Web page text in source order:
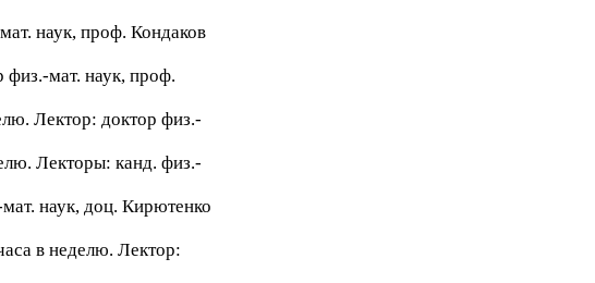
наук, проф. Кондаков
физ.-мат. наук, проф.
Лектор: доктор физ.-
Лекторы: канд. физ.-
наук, доц. Кирютенко
в неделю. Лектор: